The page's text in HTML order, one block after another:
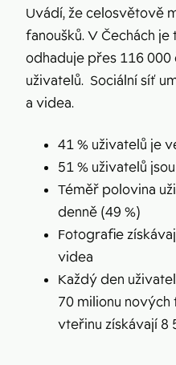
Uvádí, že celosvětově
fanoušků. V Čechách je
odhaduje přes 116 000
uživatelů. Sociální síť
a videa.
41 % uživatelů je
51 % uživatelů
Téměř polovina
denně (49 %)
Fotografie
videa
Každý den
70 milionu
vteřinu získávají 8